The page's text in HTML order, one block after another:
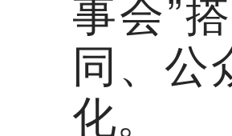
同、公
化。